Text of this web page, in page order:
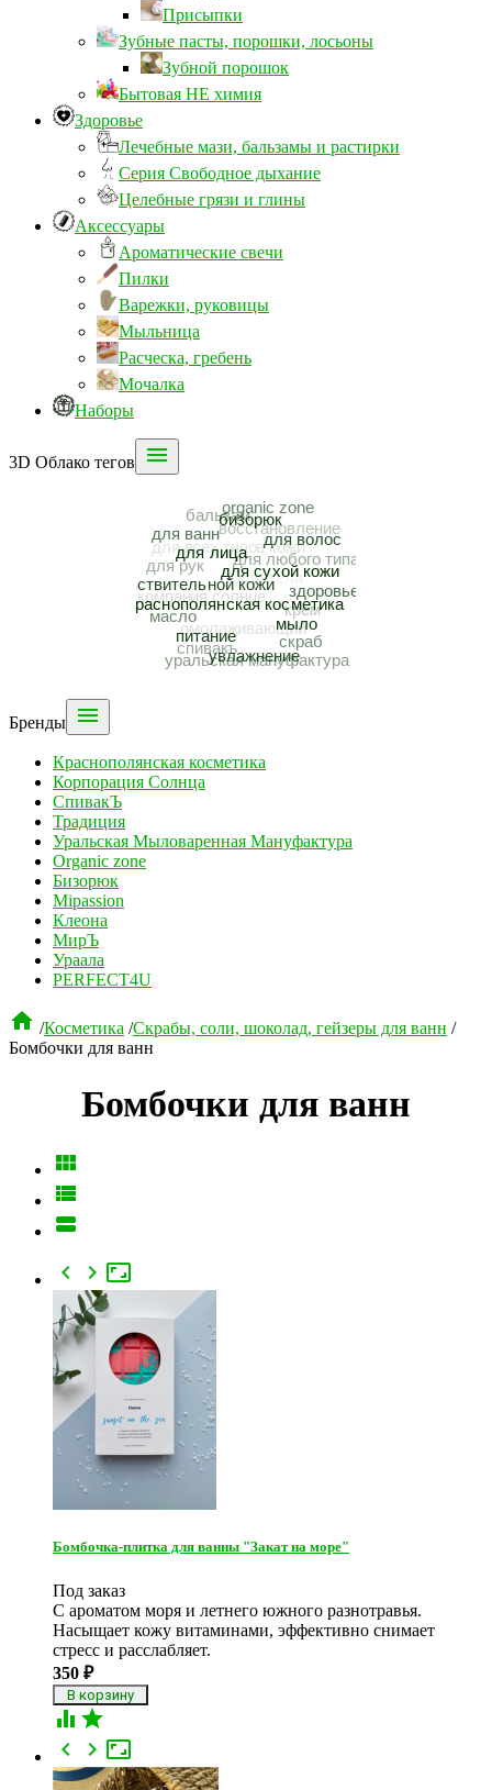
Присыпки
Зубные пасты, порошки, лосьоны
Зубной порошок
Бытовая НЕ химия
Здоровье
Лечебные мази, бальзамы и растирки
Серия Свободное дыхание
Целебные грязи и глины
Аксессуары
Ароматические свечи
Пилки
Варежки, руковицы
Мыльница
Расческа, гребень
Мочалка
Наборы
3D Облако тегов 
Бренды 
Краснополянская косметика
Корпорация Солнца
СпивакЪ
Традиция
Уральская Мыловаренная Мануфактура
Organic zone
Бизорюк
Mipassion
Клеона
МирЪ
Ураала
PERFECT4U
 /Косметика /Скрабы, соли, шоколад, гейзеры для ванн /
Бомбочки для ванн
Бомбочки для ванн




 
Бомбочка-плитка для ванны "Закат на море"
Под заказ
С ароматом моря и летнего южного разнотравья.
Насыщает кожу витаминами, эффективно снимает
стресс и расслабляет.
350 ₽
 

 